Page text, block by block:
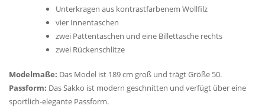
Unterkragen aus kontrastfarbenem Wollfilz
vier Innentaschen
zwei Pattentaschen und eine Billettasche rechts
zwei Rückenschlitze
Modelmaße: Das Model ist 189 cm groß und trägt Größe 50.
Passform: Das Sakko ist modern geschnitten und verfügt über eine
sportlich-elegante Passform.